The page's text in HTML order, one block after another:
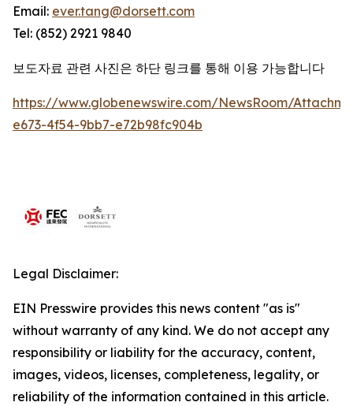
Email: ever.tang@dorsett.com
Tel: (852) 2921 9840
보도자료 관련 사진은 하단 링크를 통해 이용 가능합니다
https://www.globenewswire.com/NewsRoom/
e673-4f54-9bb7-e72b98fc904b
Legal Disclaimer:
EIN Presswire provides this news content "as is"
without warranty of any kind. We do not accept any
responsibility or liability for the accuracy, content,
images, videos, licenses, completeness, legality, or
reliability of the information contained in this article.